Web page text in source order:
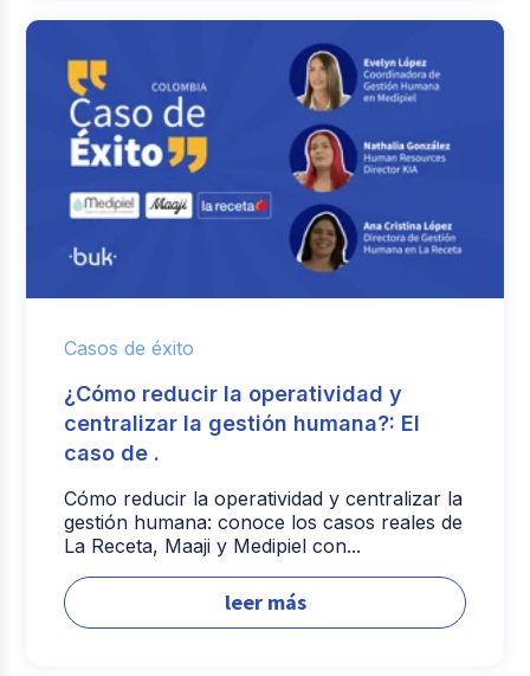
Casos de éxito
¿Cómo reducir la operatividad y
centralizar la gestión humana?: El
caso de .
Cómo reducir la operatividad y centralizar la
gestión humana: conoce los casos reales de
La Receta, Maaji y Medipiel con...
leer más